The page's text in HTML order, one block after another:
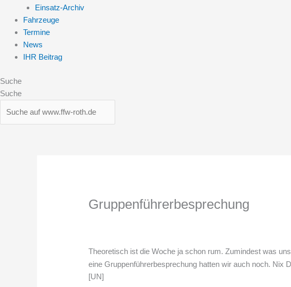
Einsatz-Archiv
Fahrzeuge
Termine
News
IHR Beitrag
Suche
Suche
Gruppenführerbesprechung
Theoretisch ist die Woche ja schon rum. Zumindest was
eine Gruppenführerbesprechung hatten wir auch noch. Nix
[UN]